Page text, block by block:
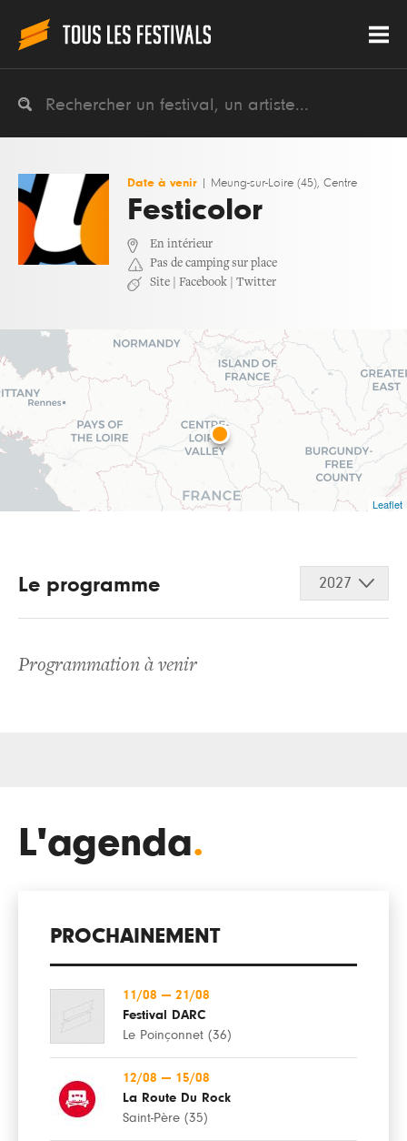
Date à venir Meung-sur-Loire (45), Centre
Festicolor
En intérieur
Pas de camping sur place
Site
Facebook Twitter
Leaflet
Le programme 2027
Programmation à venir
L'agenda.
PROCHAINEMENT
11/08 — 21/08
Festival DARC
Le Poinçonnet (36)
12/08 — 15/08
La Route Du Rock
Saint-Père (35)